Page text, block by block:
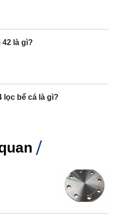
42 là gì?
lọc bể cá là gì?